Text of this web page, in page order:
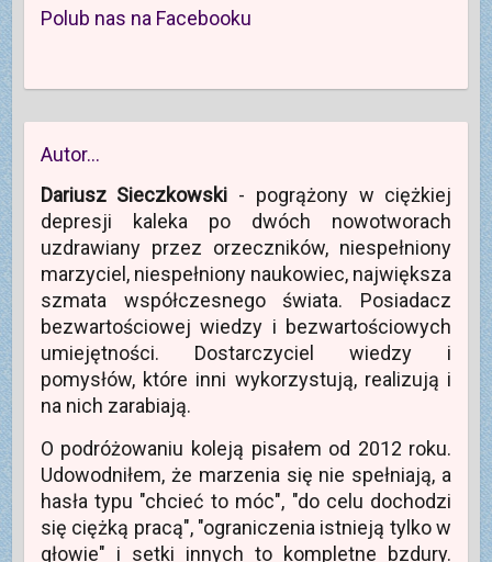
Polub nas na Facebooku
Autor…
Dariusz Sieczkowski - pogrążony w ciężkiej
depresji kaleka po dwóch nowotworach
uzdrawiany przez orzeczników, niespełniony
marzyciel, niespełniony naukowiec, największa
szmata współczesnego świata. Posiadacz
bezwartościowej wiedzy i bezwartościowych
umiejętności. Dostarczyciel wiedzy i
pomysłów, które inni wykorzystują, realizują i
na nich zarabiają.
O podróżowaniu koleją pisałem od 2012 roku.
Udowodniłem, że marzenia się nie spełniają, a
hasła typu "chcieć to móc", "do celu dochodzi
się ciężką pracą", "ograniczenia istnieją tylko w
głowie" i setki innych to kompletne bzdury.